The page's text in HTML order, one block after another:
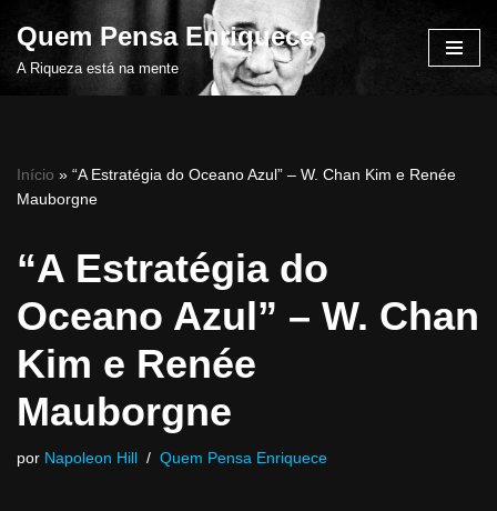
Pular
Quem Pensa Enriquece
A Riqueza está na mente
Início » “A Estratégia do Oceano Azul” – W. Chan Kim e Renée
Mauborgne
“A Estratégia do
Oceano Azul” – W. Chan
Kim e Renée
Mauborgne
por Napoleon Hill Quem Pensa Enriquece